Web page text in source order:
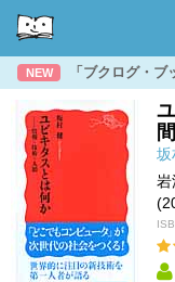
NEW 「ブクログ・
坂
岩